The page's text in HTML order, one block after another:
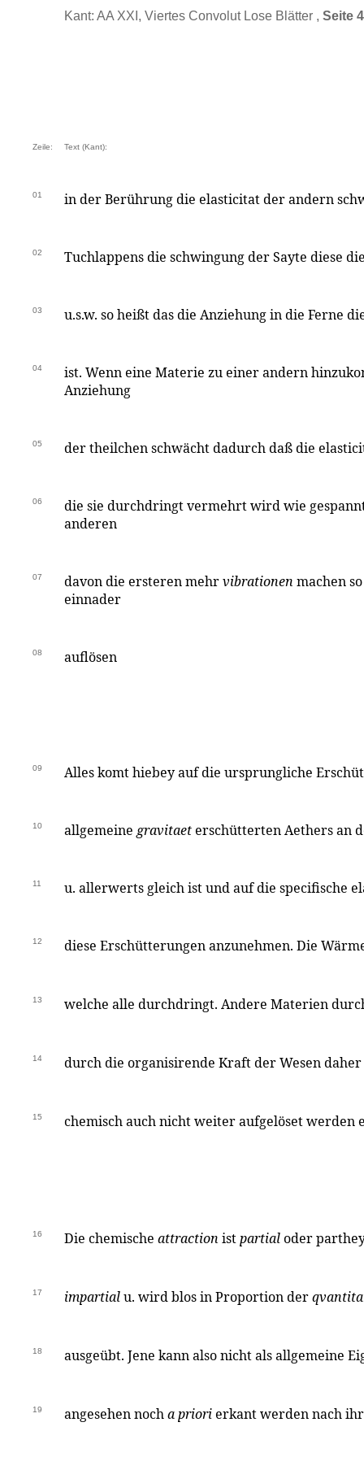
Kant: AA XXI, Viertes Convolut Lose Blätter , Seite
Zeile: Text (Kant):
01 in der Berührung die elasticitat der andern
02 Tuchlappens die schwingung der Sayte diese
03 u.s.w. so heißt das die Anziehung in die Ferne
04
ist. Wenn eine Materie zu einer andern
Anziehung
05 der theilchen schwächt dadurch daß die
06
die sie durchdringt vermehrt wird wie
anderen
07 davon die ersteren mehrvibrationen machen
einnader
08 auflösen
09 Alles komt hiebey auf die ursprungliche
10 allgemeine gravitaeterschütterten Aethers an
11 u. allerwerts gleich ist und auf die specifische
12 diese Erschütterungen anzunehmen. Die
13 welche alle durchdringt. Andere Materien
14 durch die organisirende Kraft der Wesen
15 chemisch auch nicht weiter aufgelöset werden
16 Die chemische attraction istpartialoder
17 impartialu. wird blos in Proportion der
18 ausgeübt. Jene kann also nicht als allgemeine
19 angesehen nocha priorierkant werden nach